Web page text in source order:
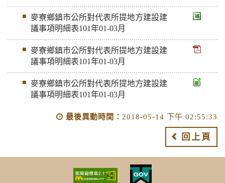
麥寮鄉鎮市公所對代表所提地方建設建
議事項明細表101年01-03月
麥寮鄉鎮市公所對代表所提地方建設建
議事項明細表101年01-03月
麥寮鄉鎮市公所對代表所提地方建設建
議事項明細表101年01-03月
最後異動時間： 2018-05-14 下午 02:55:33
回上頁